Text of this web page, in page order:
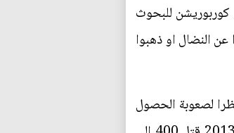
كوربوريشن للبحوث
النضال او ذهبوا
لصعوبة الحصول